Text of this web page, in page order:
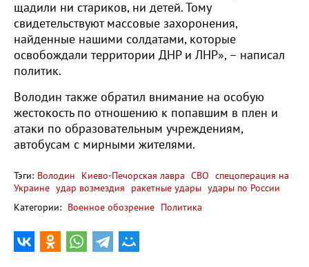
щадили ни стариков, ни детей. Тому
свидетельствуют массовые захоронения,
найденные нашими солдатами, которые
освобождали территории ДНР и ЛНР», – написал
политик.
Володин также обратил внимание на особую
жестокость по отношению к попавшим в плен и
атаки по образовательным учреждениям,
автобусам с мирными жителями.
Тэги: Володин Киево-Печорская лавра СВО спецоперация на
Украине удар возмездия ракетные удары удары по России
Категории: Военное обозрение Политика